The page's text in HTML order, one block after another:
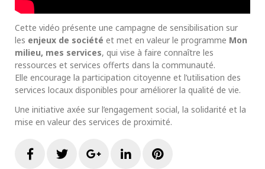
Cette vidéo présente une campagne de sensibilisation sur
les enjeux de société et met en valeur le programme Mon
milieu, mes services, qui vise à faire connaître les
ressources et services offerts dans la communauté.
Elle encourage la participation citoyenne et l’utilisation des
services locaux disponibles pour améliorer la qualité de vie.
Une initiative axée sur l’engagement social, la solidarité et la
mise en valeur des services de proximité.
FacebookTwitterGoogle+LinkedInPinterest